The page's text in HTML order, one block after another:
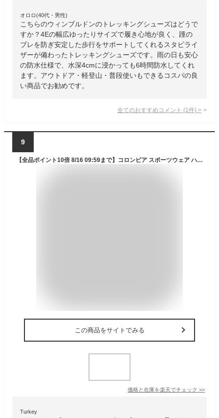
オロロ(40代・男性)
こちらのウィンブルドンのトレッキングシューズはどうで
すか？4Eの幅広ゆったりサイズで履き心地が良く、踵の
ブレを防ぎ安定した歩行をサポートしてくれるスタビライ
ザーが備わったトレッキングシューズです。雨の日も安心
の防水仕様で、水深4cmに浸かっても6時間防水してくれ
ます。アウトドア・軽登山・普段使いもできるコスパの良
い商品でお勧めです。
全てのおすすめコメント (1 件) >
9
【全品ポイント10倍 8/16 09:59まで】コロンビア スポーツウェア ハイキングシューズ Columbia SABER 5 MID OUTDRY セイバーファイブ ミッド アウトドライ 防水 透湿 スニーカー 25.5cm-28cm 全3色 メンズ
この商品をサイトでみる
価格と在庫を楽天でチェック >>
Turkey